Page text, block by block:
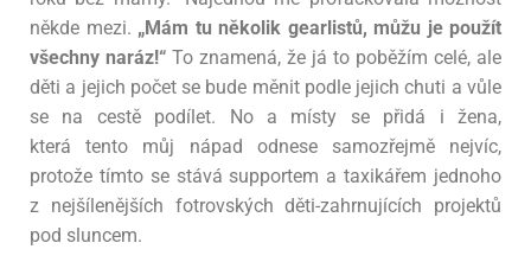
někde mezi. „Mám tu několik gearlistů, můžu je použít
všechny naráz!“ To znamená, že já to poběžím celé, ale
děti a jejich počet se bude měnit podle jejich chuti a vůle
se na cestě podílet. No a místy se přidá i žena,
kterátento můj nápad odnese samozřejmě nejvíc,
protože tímto se stává supportem a taxikářem jednoho
z nejšílenějších fotrovských děti-zahrnujících projektů
pod sluncem.